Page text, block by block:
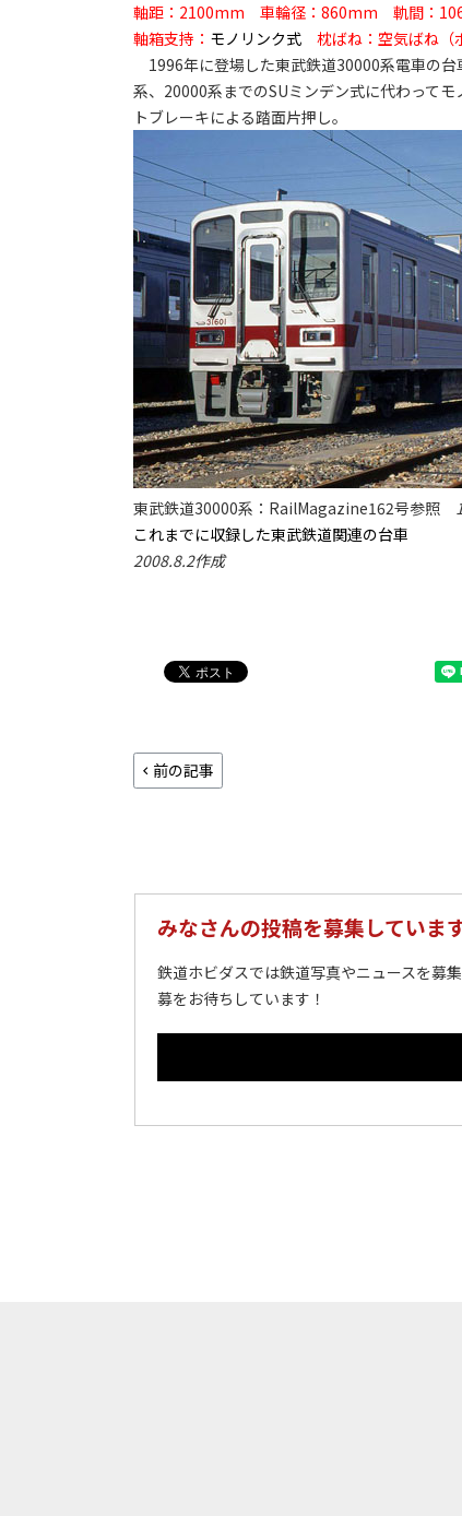
軸距：2100mm 車輪径：860mm 軌間：
軸箱支持： モノリンク式 枕ばね：空気ばね（
1996年に登場した東武鉄道30000系電車の
系、20000系までのSUミンデン式に代わって
トブレーキによる踏面片押し。
東武鉄道30000系：RailMagazine162号参照
これまでに収録した東武鉄道関連の台車
2008.8.2作成
前の記事
みなさんの投稿を募集していま
鉄道ホビダスでは鉄道写真やニュースを募
募をお待ちしています！